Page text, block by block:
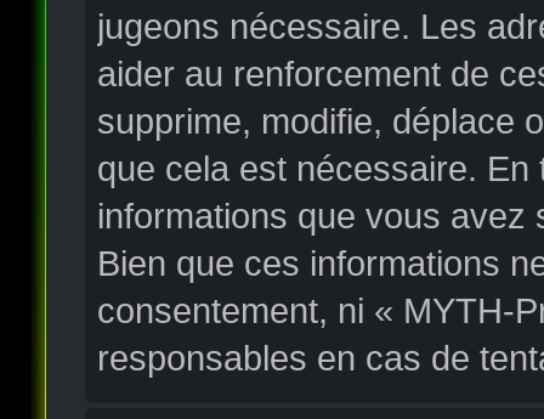
jugeons nécessaire. Les
aider au renforcement de
supprime, modifie, déplace
que cela est nécessaire.
informations que vous
Bien que ces informations
consentement, ni « MYTH-
responsables en cas de